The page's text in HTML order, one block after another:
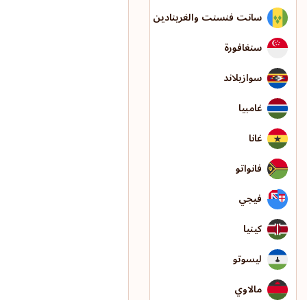
سانت فنسنت والغرينادين
سنغافورة
سوازيلاند
غامبيا
غانا
فانواتو
فيجي
كينيا
ليسوتو
مالاوي